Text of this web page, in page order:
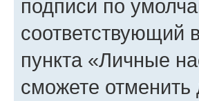
подписи по
соответствующий
пункта «Личные
сможете